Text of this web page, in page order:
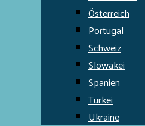
Österreich
Portugal
Schweiz
Slowakei
Spanien
Türkei
Ukraine